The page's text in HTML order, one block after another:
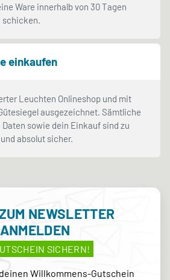
Ware innerhalb von 30 Tagen
schicken.
einkaufen
Leuchten Onlineshop und mit
ausgezeichnet. Sämtliche
sowie dein Einkauf sind zu
absolut sicher.
NEWSLETTER
ANMELDEN
SICHERN!
Willkommens-Gutschein